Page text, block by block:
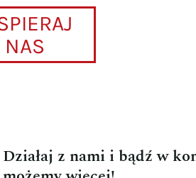
NAS
Działaj z nami i bądź w